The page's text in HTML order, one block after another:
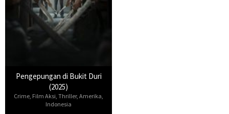
Pengepungan di Bukit Duri
(2025)
Crime Film Aksi Thriller, Amerika
Indonesia